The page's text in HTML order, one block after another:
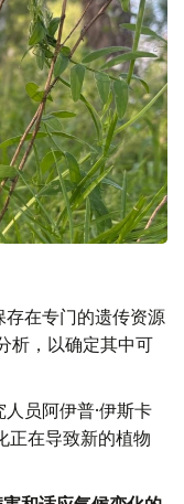
在专门的遗传资源
析，以确定其中可
员阿伊普·伊斯卡
正在导致新的植物